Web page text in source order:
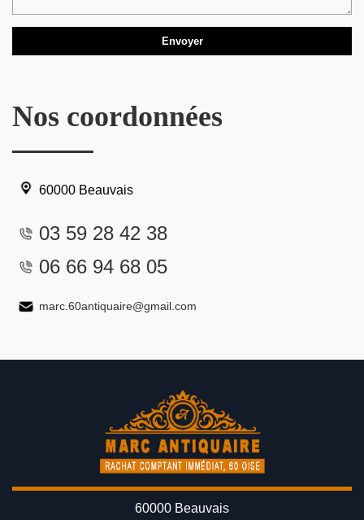
Nos coordonnées
60000 Beauvais
03 59 28 42 38
06 66 94 68 05
marc.60antiquaire@gmail.com
60000 Beauvais